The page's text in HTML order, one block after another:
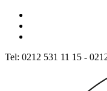
Tel: 0212 531 11 15 -